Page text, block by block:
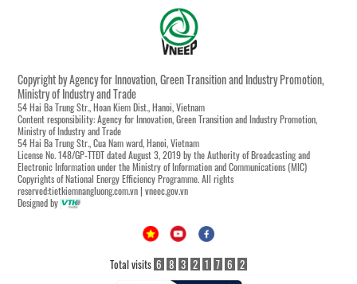
Copyright by Agency for Innovation, Green Transition and Industry Promotion,
Ministry of Industry and Trade
54 Hai Ba Trung Str., Hoan Kiem Dist., Hanoi, Vietnam
Content responsibility: Agency for Innovation, Green Transition and Industry Promotion,
Ministry of Industry and Trade
54 Hai Ba Trung Str., Cua Nam ward, Hanoi, Vietnam
License No. 148/GP-TTĐT dated August 3, 2019 by the Authority of Broadcasting and
Electronic Information under the Ministry of Information and Communications (MIC)
Copyrights of National Energy Efficiency Programme. All rights
reserved:tietkiemnangluong.com.vn | vneec.gov.vn
Designed by
Total visits 6 8 3 2 1 7 6 2